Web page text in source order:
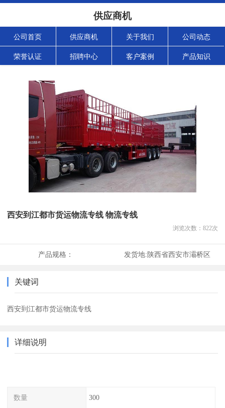
供应商机
公司首页 供应商机 关于我们 公司动态
荣誉认证 招聘中心 客户案例 产品知识
西安到江都市货运物流专线 物流专线
浏览次数： 822次
产品规格： 发货地:陕西省西安市灞桥区
关键词
西安到江都市货运物流专线
详细说明
数量 300